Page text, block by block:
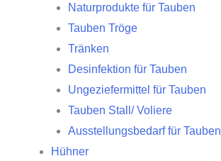
Naturprodukte für Tauben
Tauben Tröge
Tränken
Desinfektion für Tauben
Ungeziefermittel für Tauben
Tauben Stall/ Voliere
Ausstellungsbedarf für Tauben
Hühner